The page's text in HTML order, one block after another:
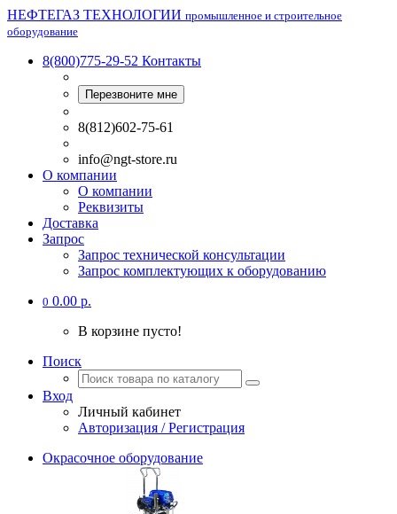
НЕФТЕГАЗ ТЕХНОЛОГИИ промышленное и строительное
оборудование
8(800)775-29-52 Контакты
Перезвоните мне
8(812)602-75-61
info@ngt-store.ru
О компании
О компании
Реквизиты
Доставка
Запрос
Запрос технической консультации
Запрос комплектующих к оборудованию
0 0.00 р.
В корзине пусто!
Поиск
Вход
Личный кабинет
Авторизация / Регистрация
Окрасочное оборудование